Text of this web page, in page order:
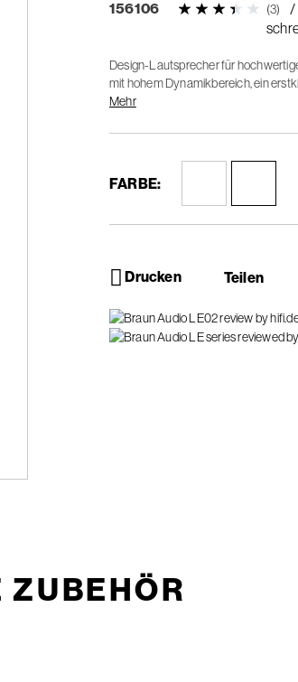
156106 (3)
Design-Lautsprecher für
mit hohem Dynamikbereich, ein
ein beeindruckendes Braun-
Mehr
FARBE:
Drucken Teilen
ZUBEHÖR